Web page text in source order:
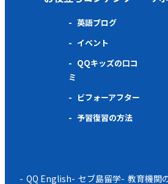
英語ブログ
イベント
QQキッズの口コ
ミ
ビフォーアフター
予習復習の方法
QQ English セブ島留学 教育機関